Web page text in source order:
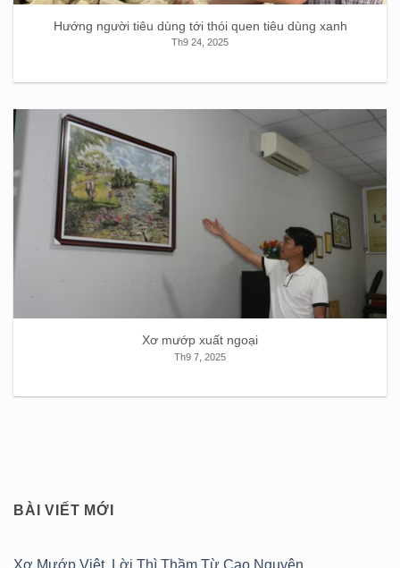
Hướng người tiêu dùng tới thói quen tiêu dùng xanh
Th9 24, 2025
Xơ mướp xuất ngoại
Th9 7, 2025
BÀI VIẾT MỚI
Xơ Mướp Việt, Lời Thì Thầm Từ Cao Nguyên